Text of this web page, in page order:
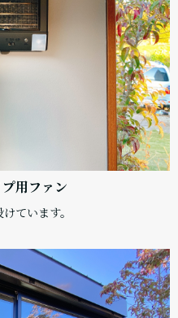
用ファン
ています。